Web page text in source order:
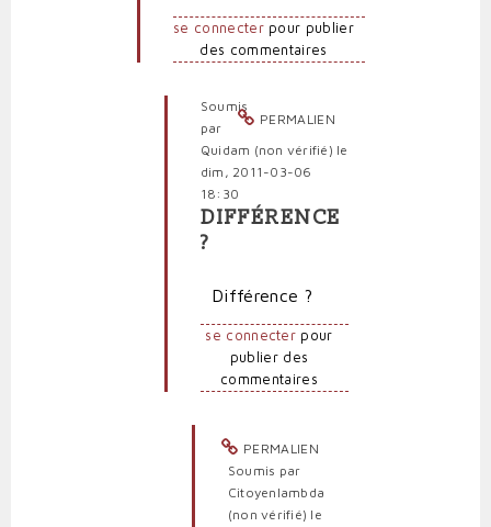
(non
vérifié)
se connecterpour publier
des commentaires
PERMALIEN
Soumis
par
Quidam (non vérifié) le
dim, 2011-03-06
18:30
En
réponse
Non,
pas
racisme
Citoyenlambda
(non
vérifié)
DIFFÉRENCE
?
Différence ?
se connecter pour
publier des
commentaires
PERMALIEN
Soumis par
Citoyenlambda
(non vérifié) le